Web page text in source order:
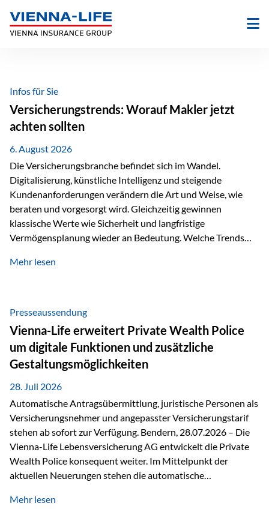
Inhalt
springen
Infos für Sie
Versicherungstrends: Worauf Makler jetzt
achten sollten
6. August 2026
Die Versicherungsbranche befindet sich im Wandel.
Digitalisierung, künstliche Intelligenz und steigende
Kundenanforderungen verändern die Art und Weise, wie
beraten und vorgesorgt wird. Gleichzeitig gewinnen
klassische Werte wie Sicherheit und langfristige
Vermögensplanung wieder an Bedeutung. Welche Trends
Blick behalten? Digitalisierung und KI verändern die
administrative Aufgaben, beschleunigen Abläufe und
schaffen mehr Zeit für das Wesentliche: die persönliche
Beratung. Gerade deshalb wird die individuelle Betreuung
zum entscheidenden Erfolgsfaktor. Technologie kann
unterstützen, Vertrauen entsteht jedoch weiterhin im
persönlichen Gespräch. Bei der Vienna-Life reagieren…
Mehr lesen
Presseaussendung
Vienna-Life erweitert Private Wealth Police
um digitale Funktionen und zusätzliche
Gestaltungsmöglichkeiten
28. Juli 2026
Automatische Antragsübermittlung, juristische Personen als
Versicherungsnehmer und angepasster Versicherungstarif
stehen ab sofort zur Verfügung. Bendern, 28.07.2026 – Die
Vienna-Life Lebensversicherung AG entwickelt die Private
Wealth Police konsequent weiter. Im Mittelpunkt der
aktuellen Neuerungen stehen die automatische
als Versicherungsnehmer einzusetzen, sowie eine
Mehr lesen